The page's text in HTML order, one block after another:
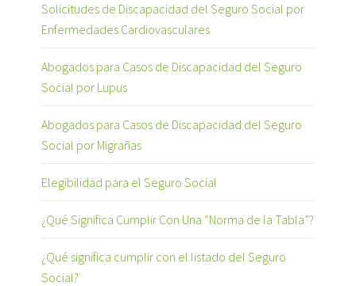
Solicitudes de Discapacidad del Seguro Social por
Enfermedades Cardiovasculares
Abogados para Casos de Discapacidad del Seguro
Social por Lupus
Abogados para Casos de Discapacidad del Seguro
Social por Migrañas
Elegibilidad para el Seguro Social
¿Qué Significa Cumplir Con Una “Norma de la Tabla”?
¿Qué significa cumplir con el listado del Seguro
Social?